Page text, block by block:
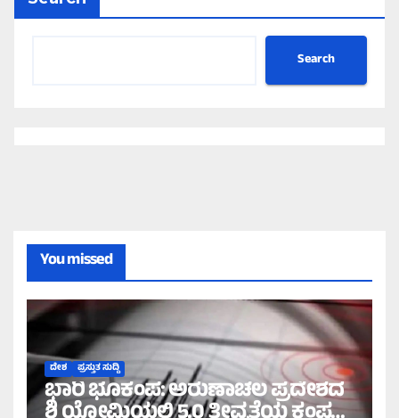
Search
You missed
ದೇಶ ಪ್ರಸ್ತುತ ಸುದ್ದಿ
ಭಾರಿ ಭೂಕಂಪ: ಅರುಣಾಚಲ ಪ್ರದೇಶದ